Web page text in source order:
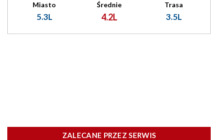
Miasto
5.3L
Średnie
4.2L
Trasa
3.5L
ZALECANE PRZEZ SERWIS